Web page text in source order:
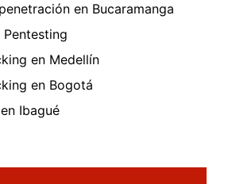
en Bucaramanga
Pentesting
en Medellín
en Bogotá
Ibagué